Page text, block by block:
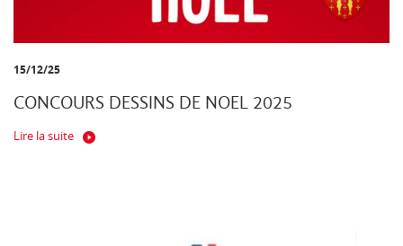
15/12/25
CONCOURS DESSINS DE NOEL 2025
Lire la suite